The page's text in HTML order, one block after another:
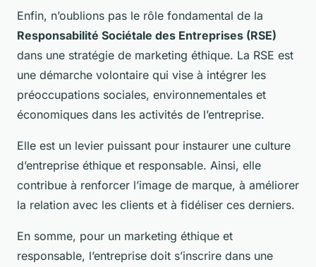
Enfin, n’oublions pas le rôle fondamental de la
Responsabilité Sociétale des Entreprises (RSE)
dans une stratégie de marketing éthique. La RSE est
une démarche volontaire qui vise à intégrer les
préoccupations sociales, environnementales et
économiques dans les activités de l’entreprise.
Elle est un levier puissant pour instaurer une culture
d’entreprise éthique et responsable. Ainsi, elle
contribue à renforcer l’image de marque, à améliorer
la relation avec les clients et à fidéliser ces derniers.
En somme, pour un marketing éthique et
responsable, l’entreprise doit s’inscrire dans une